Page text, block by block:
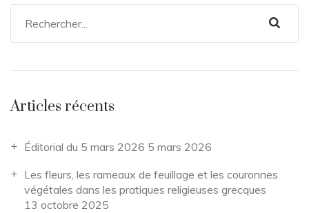
Articles récents
Éditorial du 5 mars 2026 5 mars 2026
Les fleurs, les rameaux de feuillage et les couronnes
végétales dans les pratiques religieuses grecques
13 octobre 2025